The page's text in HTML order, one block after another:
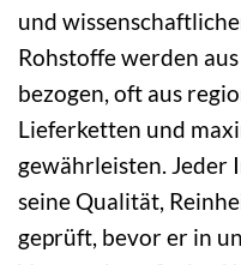
und
Rohstoffe werden
bezogen, oft aus
Lieferketten und
gewährleisten. Jeder
seine Qualität,
geprüft, bevor er in